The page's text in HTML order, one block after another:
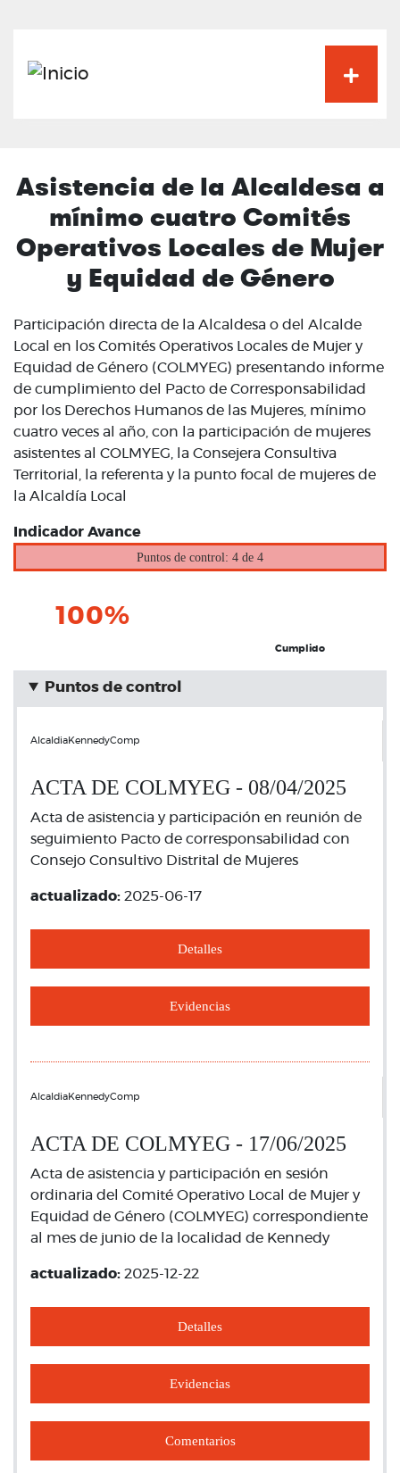
Asistencia de la Alcaldesa a
mínimo cuatro Comités
Operativos Locales de Mujer
y Equidad de Género
Participación directa de la Alcaldesa o del Alcalde
Local en los Comités Operativos Locales de Mujer y
Equidad de Género (COLMYEG) presentando informe
de cumplimiento del Pacto de Corresponsabilidad
por los Derechos Humanos de las Mujeres, mínimo
cuatro veces al año, con la participación de mujeres
asistentes al COLMYEG, la Consejera Consultiva
Territorial, la referenta y la punto focal de mujeres de
la Alcaldía Local
Indicador Avance
Puntos de control: 4 de 4
100%
Cumplido
Puntos de control
AlcaldiaKennedyComp
ACTA DE COLMYEG - 08/04/2025
Acta de asistencia y participación en reunión de
seguimiento Pacto de corresponsabilidad con
Consejo Consultivo Distrital de Mujeres
actualizado: 2025-06-17
Detalles
Evidencias
AlcaldiaKennedyComp
ACTA DE COLMYEG - 17/06/2025
Acta de asistencia y participación en sesión
ordinaria del Comité Operativo Local de Mujer y
Equidad de Género (COLMYEG) correspondiente
al mes de junio de la localidad de Kennedy
actualizado: 2025-12-22
Detalles
Evidencias
Comentarios